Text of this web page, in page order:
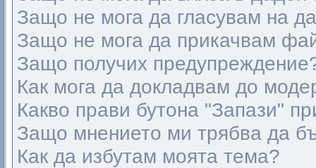
Защо не мога да гласувам на
Защо не мога да прикачвам
Защо получих
Как мога да докладвам до
Какво прави бутона "Запази"
Защо мнението ми трябва да
Как да избутам моята тема?